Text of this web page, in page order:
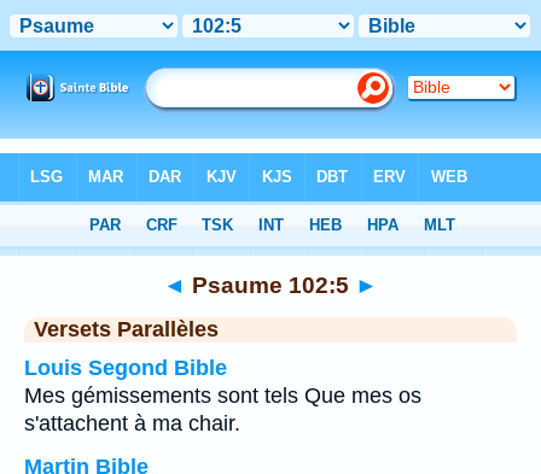
Chapitre 102 > Verset 5
◄ Psaume 102:5 ►
Versets Parallèles
Louis Segond Bible
Mes gémissements sont tels Que mes os
s'attachent à ma chair.
Martin Bible